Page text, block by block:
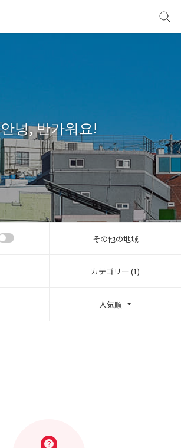
안녕, 반가워요!
その他の地域
カテゴリー (1)
人気順